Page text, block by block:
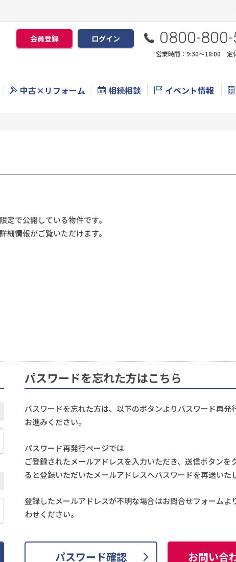
会員登録 ログイン 0800-
営業時間：9:30〜18:00 定
中古×リフォーム 相続相談 イベント情報
定で公開している物件です。
細情報がご覧いただけます。
パスワードを忘れた方はこちら
パスワードを忘れた方は、以下のボタンよりパスワード再発
お進みください。
パスワード再発行ページでは
ご登録されたメールアドレスを入力いただき、送信ボタンを
ると登録いただいたメールアドレスへパスワードを再送いた
登録したメールアドレスが不明な場合はお問合せフォームよ
わせください。
パスワード確認 お問い合